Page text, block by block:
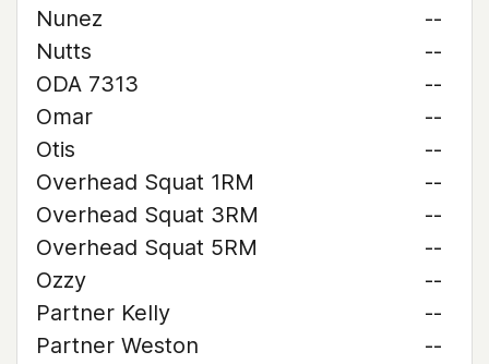
Nunez
--
Nutts
--
ODA 7313
--
Omar
--
Otis
--
Overhead Squat 1RM
--
Overhead Squat 3RM
--
Overhead Squat 5RM
--
Ozzy
--
Partner Kelly
--
Partner Weston
--